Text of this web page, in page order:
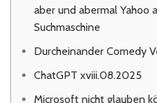
aber und abermal Yahoo
Suchmaschine
Durcheinander Comedy
ChatGPT xviii.08.2025
Microsoft nicht glauben